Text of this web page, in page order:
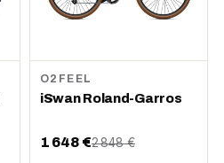
O2FEEL
iSwan Roland-Garros
1 648 €2 848 €